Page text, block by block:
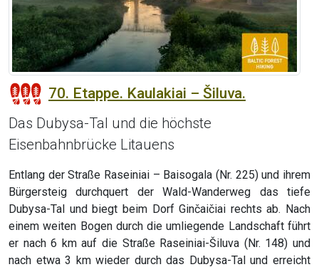
70. Etappe. Kaulakiai – Šiluva.
Das Dubysa-Tal und die höchste
Eisenbahnbrücke Litauens
Entlang der Straße Raseiniai – Baisogala (Nr. 225) und ihrem
Bürgersteig durchquert der Wald-Wanderweg das tiefe
Dubysa-Tal und biegt beim Dorf Ginčaičiai rechts ab. Nach
einem weiten Bogen durch die umliegende Landschaft führt
er nach 6 km auf die Straße Raseiniai-Šiluva (Nr. 148) und
nach etwa 3 km wieder durch das Dubysa-Tal und erreicht